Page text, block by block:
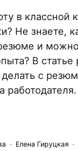
в классной
Не знаете,
и
В
делать с
работодателя.
Елена Гируцкая